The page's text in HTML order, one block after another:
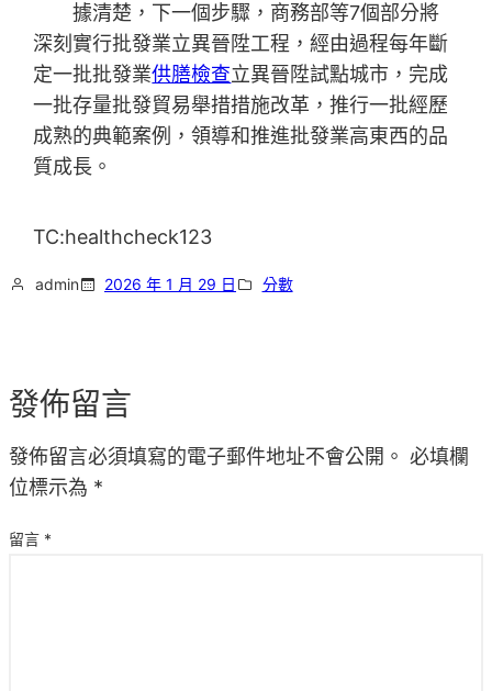
據清楚，下一個步驟，商務部等7個部分將
深刻實行批發業立異晉陞工程，經由過程每年斷
定一批批發業供膳檢查立異晉陞試點城市，完成
一批存量批發貿易舉措措施改革，推行一批經歷
成熟的典範案例，領導和推進批發業高東西的品
質成長。
TC:healthcheck123
admin 2026 年 1 月 29 日 分數
發佈留言
發佈留言必須填寫的電子郵件地址不會公開。 必填欄
位標示為 *
留言 *